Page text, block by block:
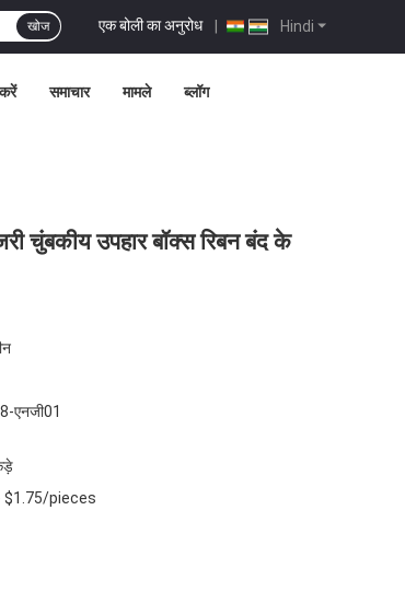
Hindi
एक बोली का अनुरोध |
खोज
समाचार मामले ब्लॉग
चुंबकीय उपहार बॉक्स रिबन बंद के
एनजी01
$1.75/pieces